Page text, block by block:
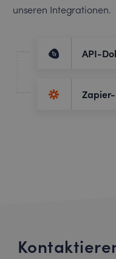
unseren Integrationen.
API-